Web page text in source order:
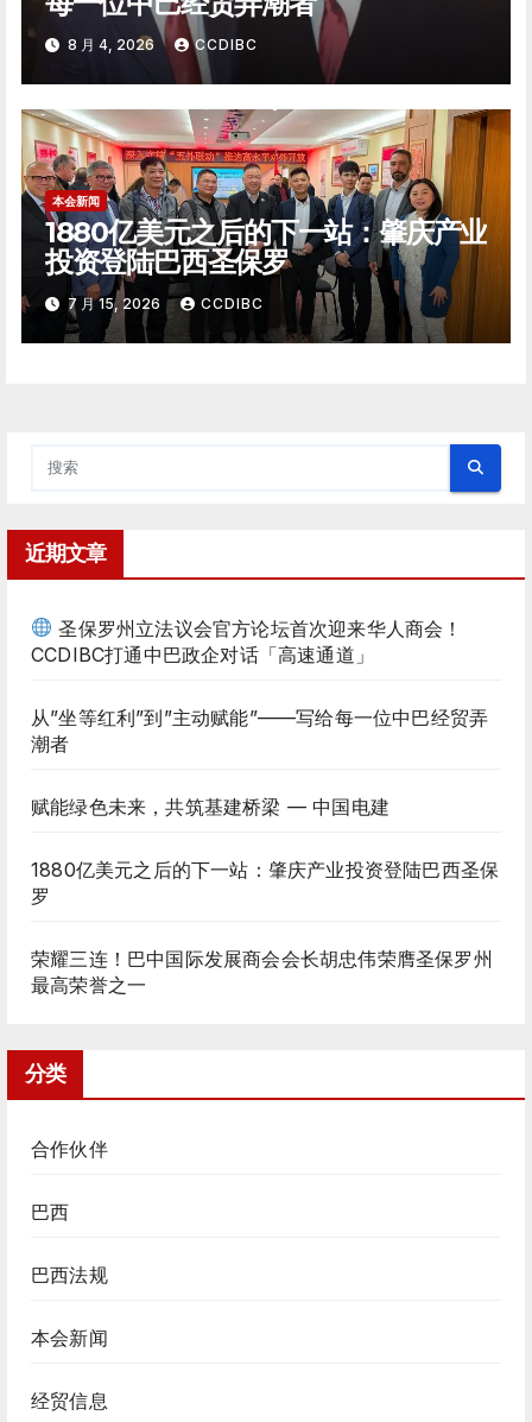
8 月 4, 2026 CCDIBC
本会新闻
1880亿美元之后的下一站：肇庆产业
投资登陆巴西圣保罗
7 月 15, 2026 CCDIBC
近期文章
圣保罗州立法议会官方论坛首次迎来华人商会！
CCDIBC打通中巴政企对话「高速通道」
从”坐等红利”到”主动赋能”——写给每一位中巴经贸弄
潮者
赋能绿色未来，共筑基建桥梁 — 中国电建
1880亿美元之后的下一站：肇庆产业投资登陆巴西圣保
罗
荣耀三连！巴中国际发展商会会长胡忠伟荣膺圣保罗州
最高荣誉之一
分类
合作伙伴
巴西
巴西法规
本会新闻
经贸信息